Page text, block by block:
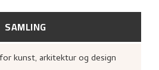
SAMLING
for kunst, arkitektur og design